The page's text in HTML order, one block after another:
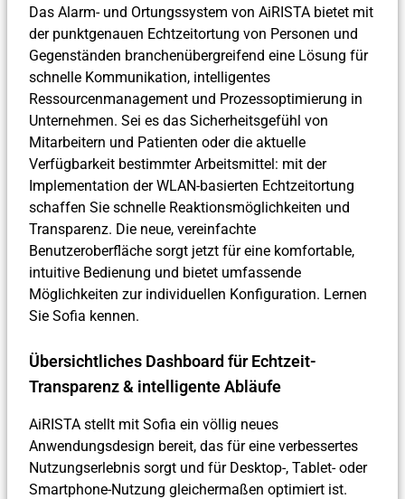
Das Alarm- und Ortungssystem von AiRISTA bietet mit
der punktgenauen Echtzeitortung von Personen und
Gegenständen branchenübergreifend eine Lösung für
schnelle Kommunikation, intelligentes
Ressourcenmanagement und Prozessoptimierung in
Unternehmen. Sei es das Sicherheitsgefühl von
Mitarbeitern und Patienten oder die aktuelle
Verfügbarkeit bestimmter Arbeitsmittel: mit der
Implementation der WLAN-basierten Echtzeitortung
schaffen Sie schnelle Reaktionsmöglichkeiten und
Transparenz. Die neue, vereinfachte
Benutzeroberfläche sorgt jetzt für eine komfortable,
intuitive Bedienung und bietet umfassende
Möglichkeiten zur individuellen Konfiguration. Lernen
Sie Sofia kennen.
Übersichtliches Dashboard für Echtzeit-
Transparenz & intelligente Abläufe
AiRISTA stellt mit Sofia ein völlig neues
Anwendungsdesign bereit, das für eine verbessertes
Nutzungserlebnis sorgt und für Desktop-, Tablet- oder
Smartphone-Nutzung gleichermaßen optimiert ist.